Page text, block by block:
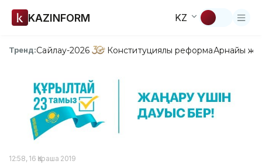
KAZINFORM KZ
Тренд:Сайлау-2026 Конституциялық реформаАрнайы
12:58, 16 Қараша 2019